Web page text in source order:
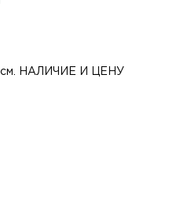
см. НАЛИЧИЕ И ЦЕНУ